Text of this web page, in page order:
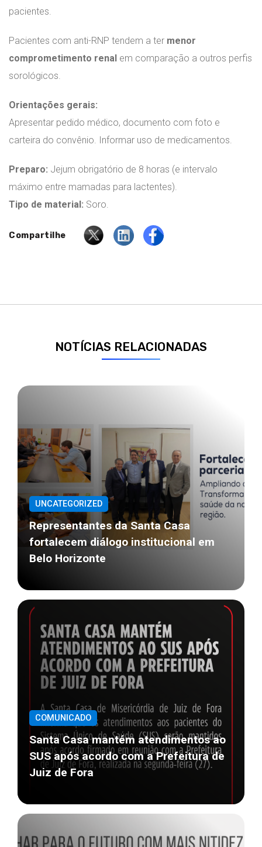
pacientes.
Pacientes com anti-RNP tendem a ter menor
comprometimento renal em comparação a outros perfis
sorológicos.
Orientações gerais:
Apresentar pedido médico, documento com foto e
carteira do convênio. Informar uso de medicamentos.
Preparo: Jejum obrigatório de 8 horas (e intervalo
máximo entre mamadas para lactentes).
Tipo de material: Soro.
Compartilhe
NOTÍCIAS RELACIONADAS
UNCATEGORIZED
Representantes da Santa Casa
fortalecem diálogo institucional em
Belo Horizonte
COMUNICADO
Santa Casa mantém atendimentos ao
SUS após acordo com a Prefeitura de
Juiz de Fora